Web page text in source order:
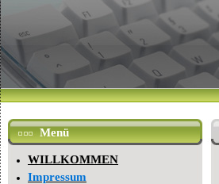
Menü
WILLKOMMEN
Impressum